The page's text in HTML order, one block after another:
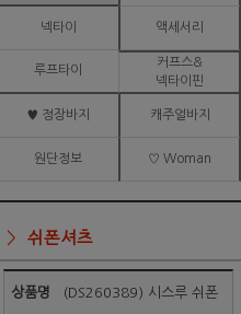
넥타이 액세서리
루프타이
커프스&
넥타이핀
♥ 정장바지 캐주얼바지
원단정보 ♡ Woman
쉬폰셔츠
상품명 (DS260389) 시스루 쉬폰